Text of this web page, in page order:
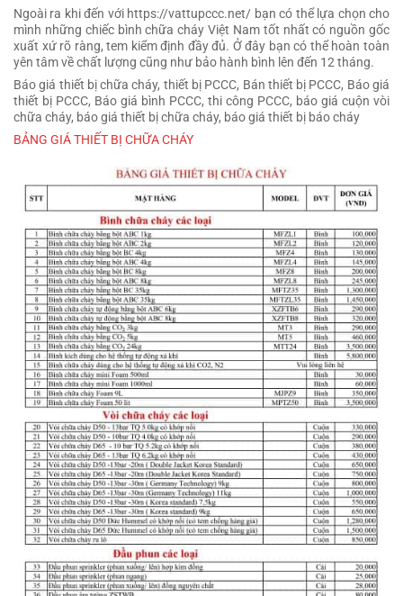
Ngoài ra khi đến với https://vattupccc.net/ bạn có thể lựa chọn cho
mình những chiếc bình chữa cháy Việt Nam tốt nhất có nguồn gốc
xuất xứ rõ ràng, tem kiểm định đầy đủ. Ở đây bạn có thể hoàn toàn
yên tâm về chất lượng cũng như bảo hành bình lên đến 12 tháng.
Báo giá thiết bị chữa cháy, thiết bị PCCC, Bán thiết bị PCCC, Báo giá
thiết bị PCCC, Báo giá bình PCCC, thi công PCCC, báo giá cuộn vòi
chữa cháy, báo giá thiết bị chữa cháy, báo giá thiết bị báo cháy
BẢNG GIÁ THIẾT BỊ CHỮA CHÁY